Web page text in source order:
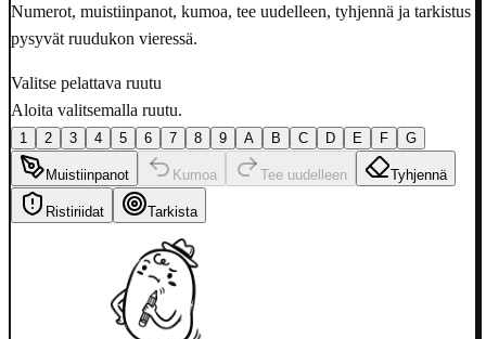
Numerot, muistiinpanot, kumoa, tee uudelleen, tyhjennä ja tarkistus
pysyvät ruudukon vieressä.
Valitse pelattava ruutu
Aloita valitsemalla ruutu.
1 2 3 4 5 6 7 8 9 A B C D E F G
Muistiinpanot Kumoa Tee uudelleen Tyhjennä
Ristiriidat Tarkista